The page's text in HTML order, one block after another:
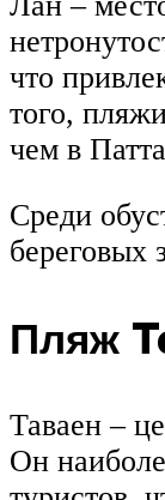
что
того,
чем в
Среди
береговых
Пляж
Таваен –
Он